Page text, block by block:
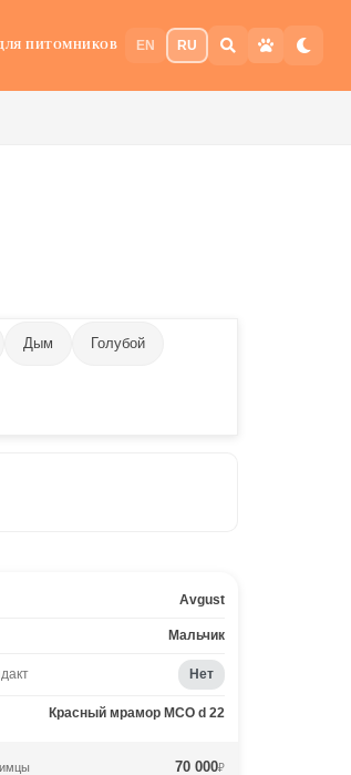
ПИТОМНИКОВ EN RU
Дым Голубой
Avgust
Мальчик
Нет
Красный мрамор MCO d 22
70 000₽